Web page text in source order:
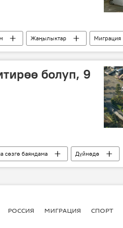
Жаңылыктар
Миграция
балл
болуп, 9
сөзгө баяндама
Дүйнөдө
зилзала
РОССИЯ МИГРАЦИЯ СПОРТ